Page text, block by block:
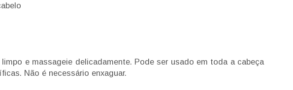
e massageie delicadamente. Pode ser usado em toda a cabeça
Não é necessário enxaguar.